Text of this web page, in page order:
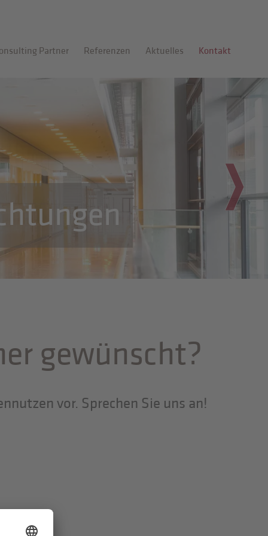
Partner Referenzen Aktuelles Kontakt
gewünscht?
vor. Sprechen Sie uns an!